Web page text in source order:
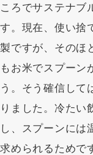
ころでサステナブ
す。現在、使い捨
製ですが、そのほ
もお米でスプーン
う。そう確信して
りました。冷たい
し、スプーンには
求められるためで